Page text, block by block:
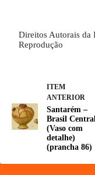
Direitos Autorais da
Reprodução
ITEM
ANTERIOR
Santarém –
Brasil Central
(Vaso com
detalhe)
(prancha 86)